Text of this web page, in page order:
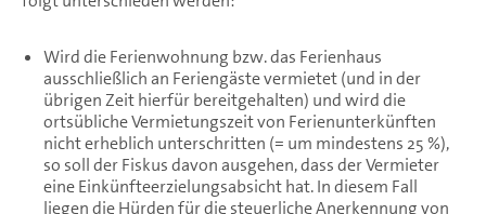
Wird die Ferienwohnung bzw. das Ferienhaus
ausschließlich an Feriengäste vermietet (und in der
übrigen Zeit hierfür bereitgehalten) und wird die
ortsübliche Vermietungszeit von Ferienunterkünften
nicht erheblich unterschritten (= um mindestens 25 %),
so soll der Fiskus davon ausgehen, dass der Vermieter
eine Einkünfteerzielungsabsicht hat. In diesem Fall
liegen die Hürden für die steuerliche Anerkennung von